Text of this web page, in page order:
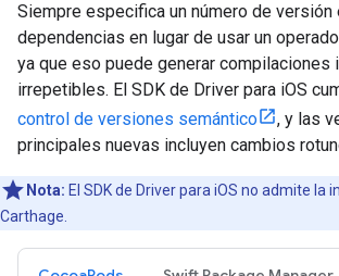
Siempre especifica un número de versión
dependencias en lugar de usar un
ya que eso puede generar
irrepetibles. El SDK de Driver para iOS
control de versiones semántico
, y las
principales nuevas incluyen cambios
Nota: El SDK de Driver para iOS no admite la
Carthage.